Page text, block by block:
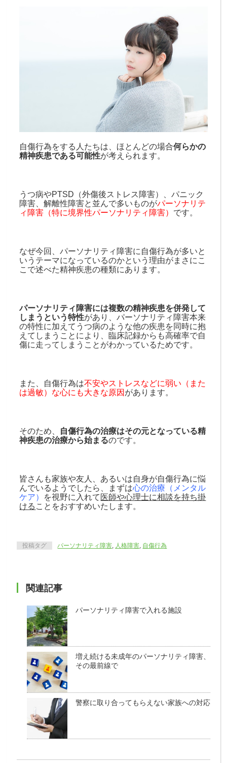
自傷行為をする人たちは、ほとんどの場合何らかの
精神疾患である可能性が考えられます。
うつ病やPTSD（外傷後ストレス障害）、パニック
障害、解離性障害と並んで多いものがパーソナリテ
ィ障害（特に境界性パーソナリティ障害） です。
なぜ今回、パーソナリティ障害に自傷行為が多いと
いうテーマになっているのかという理由がまさにこ
こで述べた精神疾患の種類にあります。
パーソナリティ障害には複数の精神疾患を併発して
しまうという特性があり、パーソナリティ障害本来
の特性に加えてうつ病のような他の疾患を同時に抱
えてしまうことにより、臨床記録からも高確率で自
傷に走ってしまうことがわかっているためです。
また、自傷行為は不安やストレスなどに弱い（また
は過敏）な心にも大きな原因 があります。
そのため、 自傷行為の治療はその元となっている精
神疾患の治療から始まるのです。
皆さんも家族や友人、あるいは自身が自傷行為に悩
んでいるようでしたら、まずは心の治療（メンタル
ケア） を視野に入れて 医師や心理士に相談を持ち掛
ける ことをおすすめいたします。
投稿タグ パーソナリティ障害 人格障害 自傷行為
関連記事
パーソナリティ障害で入れる施設
増え続ける未成年のパーソナリティ障害、
その最前線で
警察に取り合ってもらえない家族への対応